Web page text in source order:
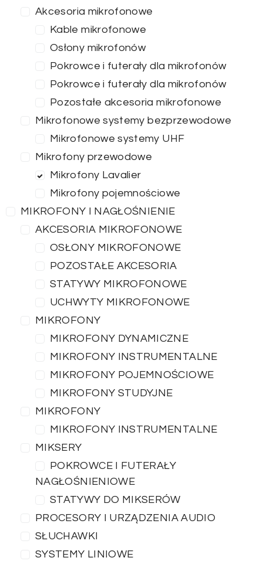
Akcesoria mikrofonowe
Kable mikrofonowe
Osłony mikrofonów
Pokrowce i futerały dla mikrofonów
Pokrowce i futerały dla mikrofonów
Pozostałe akcesoria mikrofonowe
Mikrofonowe systemy bezprzewodowe
Mikrofonowe systemy UHF
Mikrofony przewodowe
Mikrofony Lavalier
Mikrofony pojemnościowe
MIKROFONY I NAGŁOŚNIENIE
AKCESORIA MIKROFONOWE
OSŁONY MIKROFONOWE
POZOSTAŁE AKCESORIA
STATYWY MIKROFONOWE
UCHWYTY MIKROFONOWE
MIKROFONY
MIKROFONY DYNAMICZNE
MIKROFONY INSTRUMENTALNE
MIKROFONY POJEMNOŚCIOWE
MIKROFONY STUDYJNE
MIKROFONY
MIKROFONY INSTRUMENTALNE
MIKSERY
POKROWCE I FUTERAŁY
NAGŁOŚNIENIOWE
STATYWY DO MIKSERÓW
PROCESORY I URZĄDZENIA AUDIO
SŁUCHAWKI
SYSTEMY LINIOWE